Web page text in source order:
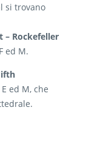
si trovano
– Rockefeller
ed M.
ed M, che